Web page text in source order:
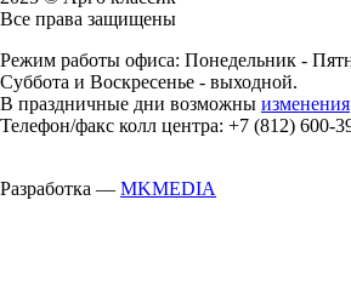
Все права защищены
Режим работы офиса: Понедельник -
Суббота и Воскресенье - выходной.
В праздничные дни возможны изменения
Телефон/факс колл центра: +7 (812) 600-
Разработка — MKMEDIA